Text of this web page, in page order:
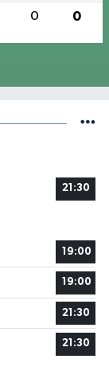
0 0
21:30
19:00
19:00
21:30
21:30